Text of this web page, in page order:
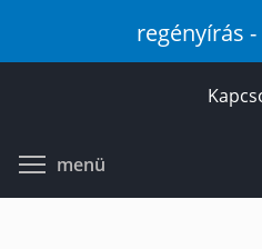
regényírás
menü